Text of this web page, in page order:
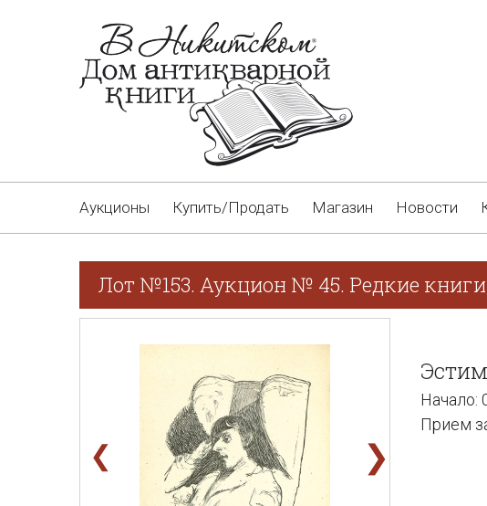
Аукционы Купить/Продать Магазин Новости
Лот №153. Аукцион № 45. Редкие
❮ ❯
Начало:
Прием